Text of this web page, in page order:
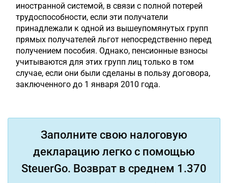
иностранной системой, в связи с полной потерей
трудоспособности, если эти получатели
принадлежали к одной из вышеупомянутых групп
прямых получателей льгот непосредственно перед
получением пособия. Однако, пенсионные взносы
учитываются для этих групп лиц только в том
случае, если они были сделаны в пользу договора,
заключенного до 1 января 2010 года.
Заполните свою налоговую
декларацию легко с помощью
SteuerGo. Возврат в среднем 1.370